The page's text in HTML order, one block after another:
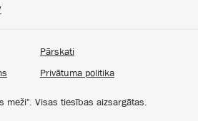
meži". Visas tiesības aizsargātas.
Pārskati
Privātuma politika